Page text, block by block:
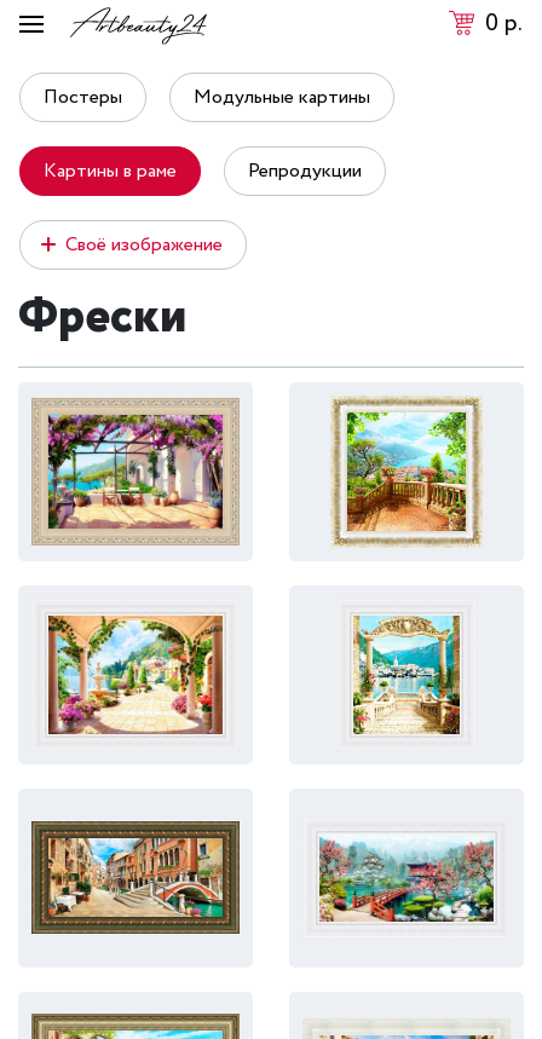
0 р.
Постеры Модульные картины
Картины в раме Репродукции
Своё изображение
Фрески